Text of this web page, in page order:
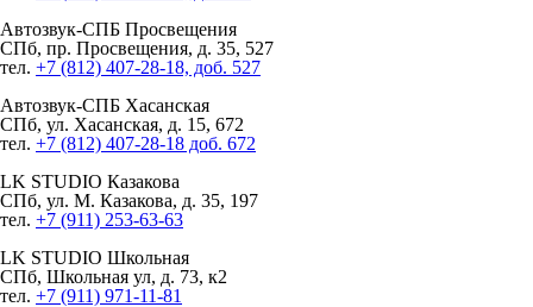
Автозвук-СПБ Просвещения
СПб, пр. Просвещения, д. 35, 527
тел. +7 (812) 407-28-18, доб. 527
Автозвук-СПБ Хасанская
СПб, ул. Хасанская, д. 15, 672
тел. +7 (812) 407-28-18 доб. 672
LK STUDIO Казакова
СПб, ул. М. Казакова, д. 35, 197
тел. +7 (911) 253-63-63
LK STUDIO Школьная
СПб, Школьная ул, д. 73, к2
тел. +7 (911) 971-11-81